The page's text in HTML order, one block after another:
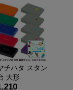
チハタ スタン
大形